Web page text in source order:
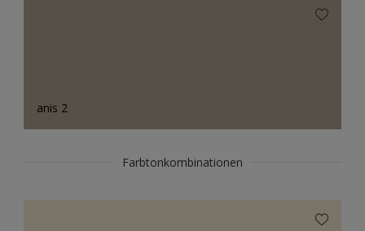
anis 2
Farbtonkombinationen